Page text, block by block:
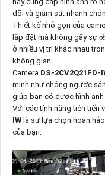
dõi và giám sát nhanh
Thiết kế nhỏ gọn của
lắp đặt mà không gây sự ☣️
ở nhiều vị trí khác nhau
không gian.
Camera DS-2CV2Q21FD-
minh như chống ngược
giúp bạn có được hình
Với các tính năng tiên tiến
IW là sự lựa chọn hoàn
của bạn.